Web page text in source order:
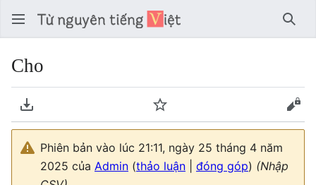
Tìm
Cho
Tải về PDF Theo dõi
Phiên bản vào lúc 21:11, ngày 25 tháng 4 năm
2025 của Admin (thảo luận đóng góp) (Nhập